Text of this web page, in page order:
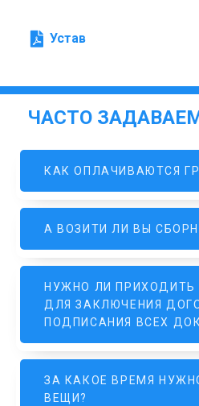
Устав
ЧАСТО
КАК ОПЛАЧИВАЮТСЯ
А ВОЗИТИ ЛИ ВЫ
НУЖНО ЛИ ПРИХОДИТЬ
ДЛЯ ЗАКЛЮЧЕНИЯ
ПОДПИСАНИЯ ВСЕХ
ЗА КАКОЕ ВРЕМЯ
ВЕЩИ?